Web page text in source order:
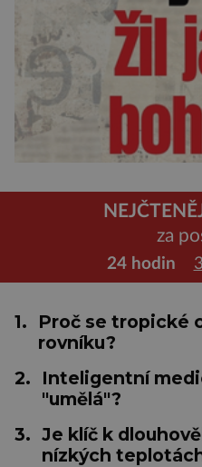
za
24 hodin
1.
Proč se tropické
rovníku?
2.
Inteligentní
"umělá"?
3. Je klíč k
nízkých